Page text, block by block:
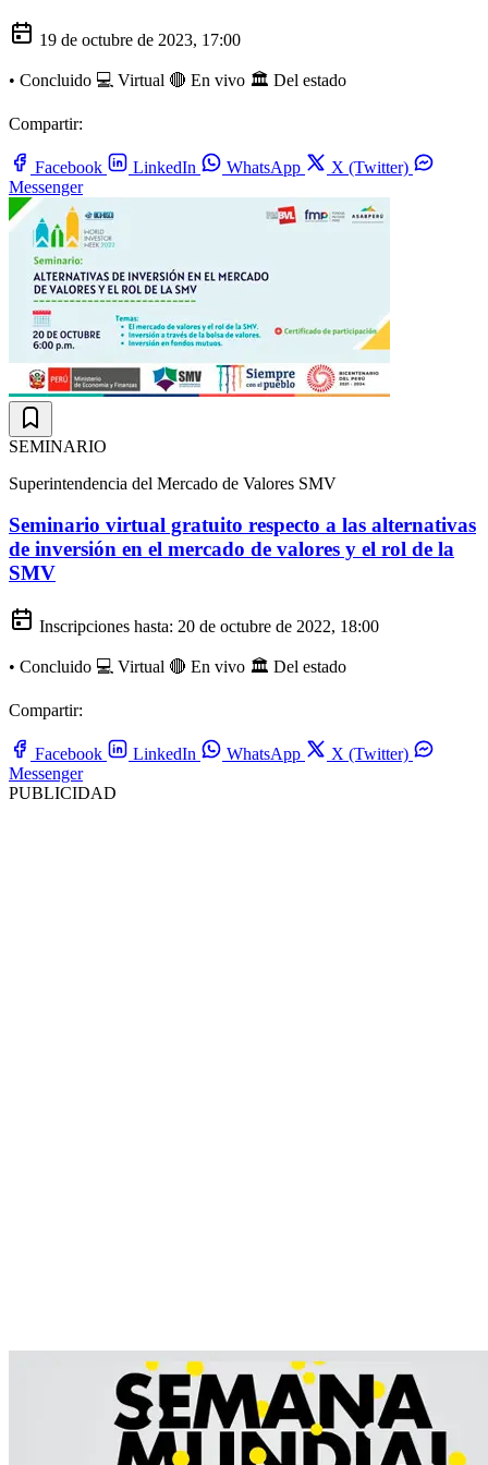
19 de octubre de 2023, 17:00
• Concluido 💻 Virtual 🔴 En vivo 🏛️ Del estado
Compartir:
Facebook LinkedIn WhatsApp
X (Twitter)
Messenger
SEMINARIO
Superintendencia del Mercado de Valores SMV
Seminario virtual gratuito respecto a las alternativas
de inversión en el mercado de valores y el rol de la
SMV
Inscripciones hasta: 20 de octubre de 2022, 18:00
• Concluido 💻 Virtual 🔴 En vivo 🏛️ Del estado
Compartir:
Facebook LinkedIn WhatsApp
X (Twitter)
Messenger
PUBLICIDAD